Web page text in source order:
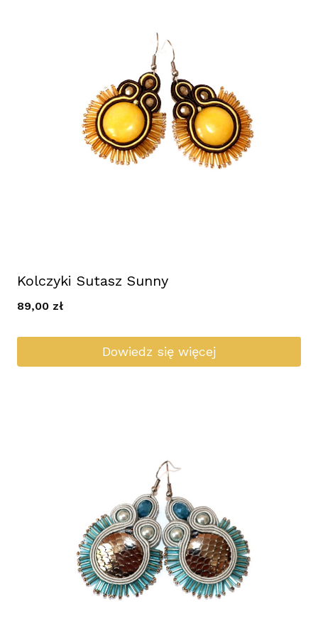
Kolczyki Sutasz Sunny
89,00 zł
Dowiedz się więcej